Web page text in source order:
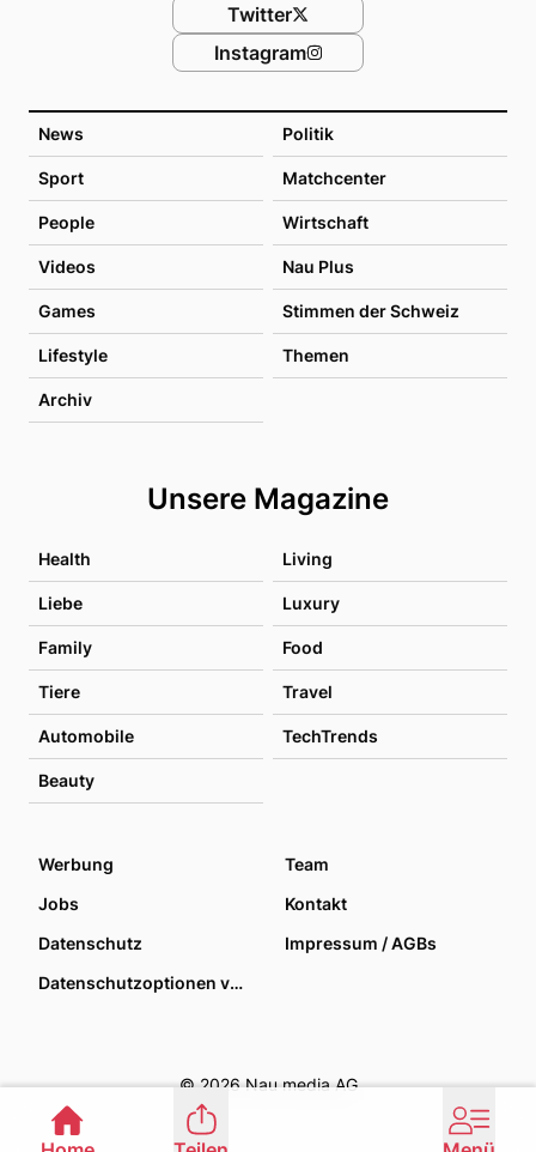
News Politik
Sport Matchcenter
People Wirtschaft
Videos Nau Plus
Games Stimmen der Schweiz
Lifestyle Themen
Archiv
Unsere Magazine
Health Living
Liebe Luxury
Family Food
Tiere Travel
Automobile TechTrends
Beauty
Twitter
Instagram
Werbung
Team
Jobs
Kontakt
Datenschutz
Impressum / AGBs
Datenschutzoptionen verwalten
© 2026 Nau media AG